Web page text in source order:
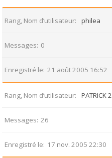
Rang, Nom d’utilisateur philea
Messages 0
Enregistré le 21 août 2005 16:52
Rang, Nom d’utilisateur PATRICK 2
Messages 26
Enregistré le 17 nov. 2005 22:30